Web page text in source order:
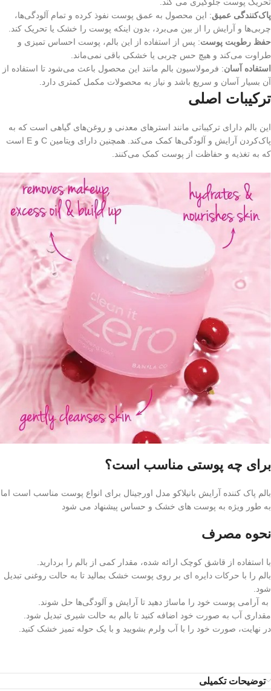
پاک‌کنندگی عمیق: این محصول به عمق پوست نفوذ کرده و تمام آلودگی‌ها،
چربی‌ها و آرایش را از بین می‌برد، بدون اینکه پوست را خشک یا تحریک کند.
حفظ رطوبت پوست: پس از استفاده از این بالم، پوست احساس تمیزی و
طراوت می‌کند و هیچ حس چربی یا خشکی باقی نمی‌ماند.
استفاده آسان: فرمولاسیون بالم مانند این محصول باعث می‌شود تا استفاده از
آن بسیار آسان و سریع باشد و نیاز به محصولات مکمل کمتری دارد.
ترکیبات اصلی
این بالم دارای ترکیباتی مانند استرهای معدنی و روغن‌های گیاهی است که به
پاک‌کردن آرایش و آلودگی‌ها کمک می‌کند. همچنین دارای ویتامین C و E است
که به تغذیه و حفاظت از پوست کمک می‌کنند.
برای چه پوستی مناسب است؟
بالم پاک کننده آرایش بانیلاکو مدل اورجینال برای انواع پوست مناسب است اما
به طور ویژه به پوست های خشک و حساس پیشنهاد می شود
نحوه مصرف
با استفاده از قاشق کوچک ارائه شده، مقدار کمی از بالم را بردارید.
بالم را با حرکات دایره‌ ای بر روی پوست خشک بمالید تا به حالت روغنی تبدیل
شود.
به آرامی پوست خود را ماساژ دهید تا آرایش و آلودگی‌ها حل شوند.
مقداری آب به صورت خود اضافه کنید تا بالم به حالت شیری تبدیل شود.
در نهایت، صورت خود را با آب ولرم بشویید و با یک حوله تمیز خشک کنید.
توضیحات تکمیلی